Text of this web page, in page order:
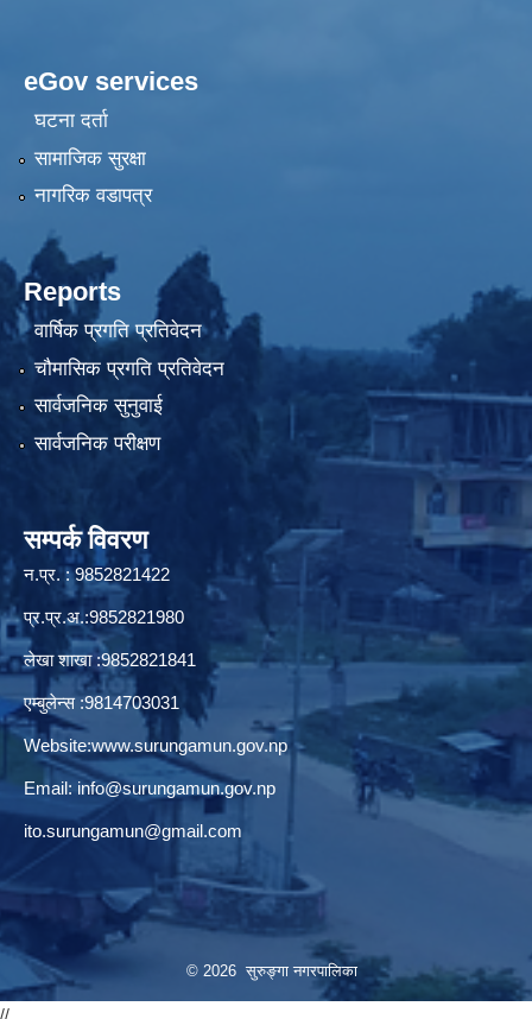
eGov services
घटना दर्ता
सामाजिक सुरक्षा
नागरिक वडापत्र
Reports
वार्षिक प्रगति प्रतिवेदन
चौमासिक प्रगति प्रतिवेदन
सार्वजनिक सुनुवाई
सार्वजनिक परीक्षण
सम्पर्क विवरण
न.प्र. : 9852821422
प्र.प्र.अ.:9852821980
लेखा शाखा :9852821841
एम्बुलेन्स :9814703031
Website:www.surungamun.gov.np
Email: info@surungamun.gov.np
ito.surungamun@gmail.com
© 2026 सुरुङ्‍गा नगरपालिका
//